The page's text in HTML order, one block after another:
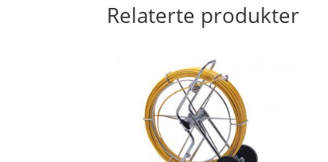
Relaterte produkter